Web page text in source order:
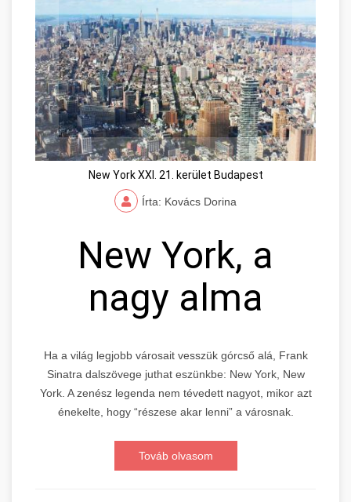
New York XXI. 21. kerület Budapest
Írta: Kovács Dorina
New York, a
nagy alma
Ha a világ legjobb városait vesszük górcső alá, Frank
Sinatra dalszövege juthat eszünkbe: New York, New
York. A zenész legenda nem tévedett nagyot, mikor azt
énekelte, hogy “részese akar lenni” a városnak.
Továb olvasom